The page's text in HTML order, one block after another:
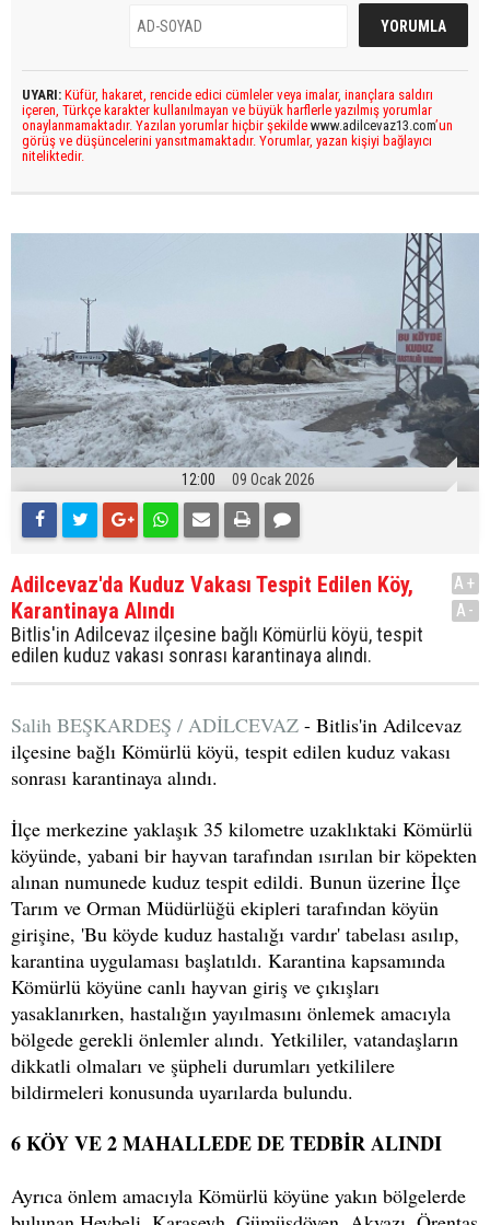
UYARI: Küfür, hakaret, rencide edici cümleler veya imalar, inançlara saldırı
içeren, Türkçe karakter kullanılmayan ve büyük harflerle yazılmış yorumlar
onaylanmamaktadır. Yazılan yorumlar hiçbir şekilde www.adilcevaz13.com’un
görüş ve düşüncelerini yansıtmamaktadır. Yorumlar, yazan kişiyi bağlayıcı
niteliktedir.
12:00 09 Ocak 2026
Adilcevaz'da Kuduz Vakası Tespit Edilen Köy,
Karantinaya Alındı
Bitlis'in Adilcevaz ilçesine bağlı Kömürlü köyü, tespit
edilen kuduz vakası sonrası karantinaya alındı.
A+
A-
Salih BEŞKARDEŞ / ADİLCEVAZ - Bitlis'in Adilcevaz
ilçesine bağlı Kömürlü köyü, tespit edilen kuduz vakası
sonrası karantinaya alındı.
İlçe merkezine yaklaşık 35 kilometre uzaklıktaki Kömürlü
köyünde, yabani bir hayvan tarafından ısırılan bir köpekten
alınan numunede kuduz tespit edildi. Bunun üzerine İlçe
Tarım ve Orman Müdürlüğü ekipleri tarafından köyün
girişine, 'Bu köyde kuduz hastalığı vardır' tabelası asılıp,
karantina uygulaması başlatıldı. Karantina kapsamında
Kömürlü köyüne canlı hayvan giriş ve çıkışları
yasaklanırken, hastalığın yayılmasını önlemek amacıyla
bölgede gerekli önlemler alındı. Yetkililer, vatandaşların
dikkatli olmaları ve şüpheli durumları yetkililere
bildirmeleri konusunda uyarılarda bulundu.
6 KÖY VE 2 MAHALLEDE DE TEDBİR ALINDI
Ayrıca önlem amacıyla Kömürlü köyüne yakın bölgelerde